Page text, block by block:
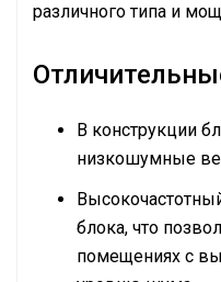
различного типа и
В конструкции
низкошумные
блока, что
помещениях с